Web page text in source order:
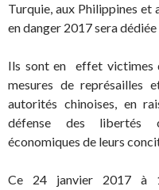
Turquie, aux Philippines et
en danger 2017 sera
Ils sont en effet victimes
mesures de représailles
autorités chinoises, en
défense des libertés
économiques de leurs
Ce 24 janvier 2017 à